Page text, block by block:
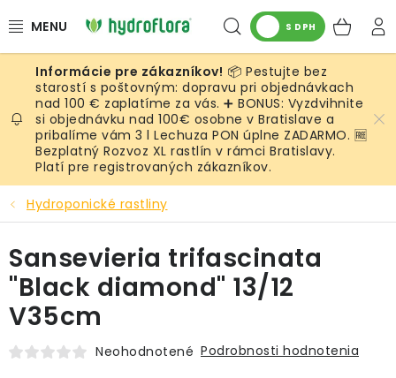
na
Hľadať
S DPH
RASTLINY
UMELÉ RASTLINY
KVETINÁČE
SUBSTRÁTY A PRÍSLUŠENSTVO
SERVIS INTERIÉROVEJ ZELENE
MACHY
ŽIVÉ STENY
📦 Pestujte bez
starostí s poštovným: dopravu pri objednávkach
nad 100 € zaplatíme za vás. ➕ BONUS: Vyzdvihnite
si objednávku nad 100€ osobne v Bratislave a
pribalíme vám 3 l Lechuza PON úplne ZADARMO. 🆓
Bezplatný Rozvoz XL rastlín v rámci Bratislavy.
Platí pre registrovaných zákazníkov.
Hydroponické rastliny
Sansevieria trifascinata
"Black diamond" 13/12
V35cm
Neohodnotené Podrobnosti hodnotenia